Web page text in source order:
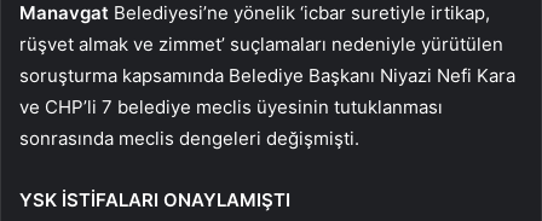
Manavgat Belediyesi’ne yönelik ‘icbar suretiyle irtikap,
rüşvet almak ve zimmet’ suçlamaları nedeniyle yürütülen
soruşturma kapsamında Belediye Başkanı Niyazi Nefi Kara
ve CHP’li 7 belediye meclis üyesinin tutuklanması
sonrasında meclis dengeleri değişmişti.
YSK İSTİFALARI ONAYLAMIŞTI